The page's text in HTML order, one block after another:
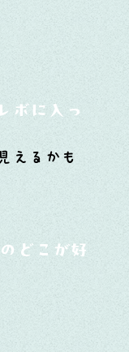
えるかも